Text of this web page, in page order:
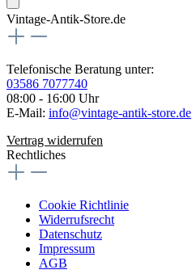
Vintage-Antik-Store.de
Telefonische Beratung unter:
03586 7077740
08:00 - 16:00 Uhr
E-Mail: info@vintage-antik-store.de
Vertrag widerrufen
Rechtliches
Cookie Richtlinie
Widerrufsrecht
Datenschutz
Impressum
AGB